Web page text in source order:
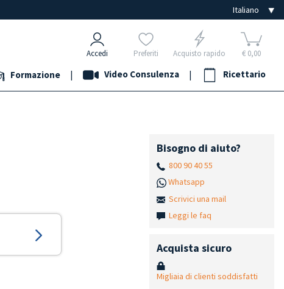
Accedi Preferiti Acquisto rapido € 0,00
Formazione | Video Consulenza | Ricettario
Bisogno di aiuto?
800 90 40 55
Whatsapp
Scrivici una mail
Leggi le faq
Acquista sicuro
Migliaia di clienti soddisfatti